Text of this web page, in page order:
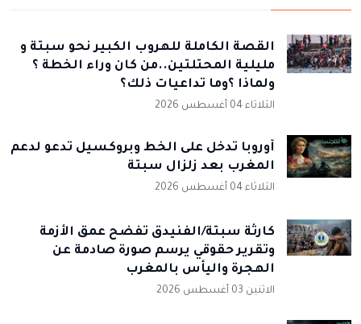
القصة الكاملة للهروب الكبير نحو سبتة و
مليلية المحتلتين..من كان وراء الخطة ؟
ولماذا ؟وما تداعيات ذلك؟
الثلاثاء 04 أغسطس 2026
أوروبا تدخل على الخط وبروكسيل تدعو لدعم
المغرب بعد زلزال سبتة
الثلاثاء 04 أغسطس 2026
كارثة سبتة/الفنيدق تفضح عمق الأزمة
وتقرير حقوقي يرسم صورة صادمة عن
الهجرة واليأس بالمغرب
الاثنين 03 أغسطس 2026